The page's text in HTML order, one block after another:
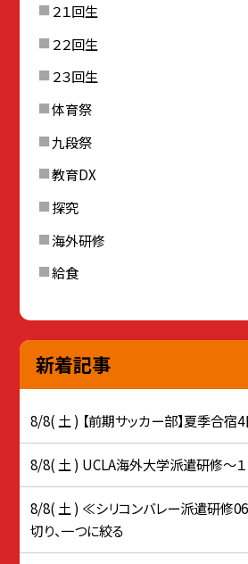
２１回生
２２回生
２３回生
体育祭
九段祭
教育DX
探究
海外研修
給食
新着記事
8/8( 土 ) 【前期サッカー部】夏季合宿
8/8( 土 ) UCLA海外大学派遣研修〜
8/8( 土 ) ≪シリコンバレー派遣研修
切り、一つに絞る